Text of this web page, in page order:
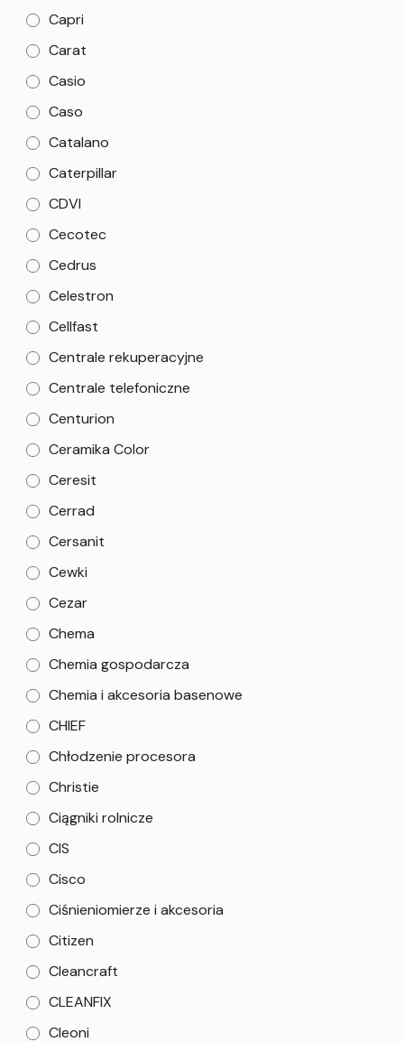
Capri
Carat
Casio
Caso
Catalano
Caterpillar
CDVI
Cecotec
Cedrus
Celestron
Cellfast
Centrale rekuperacyjne
Centrale telefoniczne
Centurion
Ceramika Color
Ceresit
Cerrad
Cersanit
Cewki
Cezar
Chema
Chemia gospodarcza
Chemia i akcesoria basenowe
CHIEF
Chłodzenie procesora
Christie
Ciągniki rolnicze
CIS
Cisco
Ciśnieniomierze i akcesoria
Citizen
Cleancraft
CLEANFIX
Cleoni